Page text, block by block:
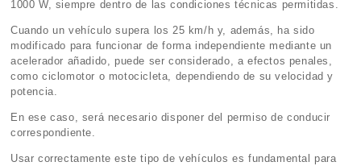
1000 W, siempre dentro de las condiciones técnicas permitidas.
Cuando un vehículo supera los 25 km/h y, además, ha sido
modificado para funcionar de forma independiente mediante un
acelerador añadido, puede ser considerado, a efectos penales,
como ciclomotor o motocicleta, dependiendo de su velocidad y
potencia.
En ese caso, será necesario disponer del permiso de conducir
correspondiente.
Usar correctamente este tipo de vehículos es fundamental para